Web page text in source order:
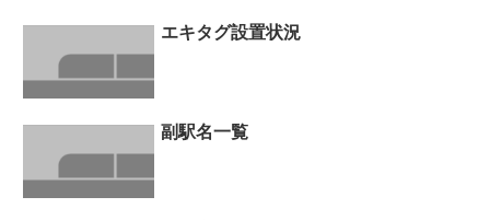
エキタグ設置状況
副駅名一覧